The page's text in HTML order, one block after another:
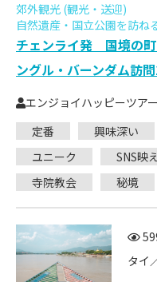
郊外観光 (観光・送迎)
自然遺産・国立公園を訪ね
チェンライ発 国境の
ングル・バーンダム訪
エンジョイハッピーツアー
定番
興味深い
ユニーク
SNS映
寺院教会
秘境
タイ